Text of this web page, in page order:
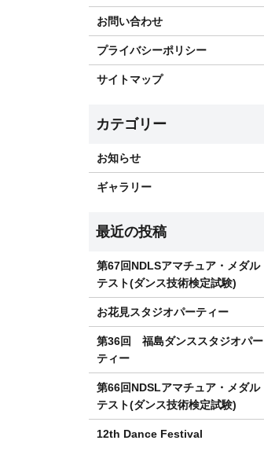
お問い合わせ
プライバシーポリシー
サイトマップ
お知らせ
ギャラリー
第67回NDLSアマチュア・メダル
テスト(ダンス技術検定試験)
お花見スタジオパーティー
第36回 福島ダンススタジオパー
ティー
第66回NDSLアマチュア・メダル
テスト(ダンス技術検定試験)
12th Dance Festival